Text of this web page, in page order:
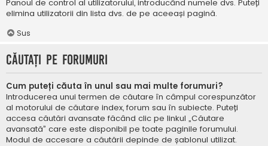
Panoul de control al utilizatorului, introducând numele dvs. Puteți
elimina utilizatorii din lista dvs. de pe aceeași pagină.
Sus
Căutați pe forumuri
Cum puteți căuta în unul sau mai multe forumuri?
Introducerea unui termen de căutare în câmpul corespunzător
al motorului de căutare index, forum sau în subiecte. Puteți
accesa căutări avansate făcând clic pe linkul „Căutare
avansată” care este disponibil pe toate paginile forumului.
Modul de accesare a căutării depinde de șablonul utilizat.